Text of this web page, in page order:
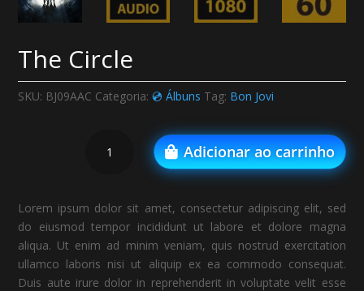
The Circle
SKU: BJ09AAC Categoria:💿 Álbuns Tag: Bon Jovi
Circle
Adicionar ao carrinho
Lorem ipsum dolor sit amet, consectetur adipiscing elit, sed
do eiusmod tempor incididunt ut labore et dolore magna
aliqua. Ut enim ad minim veniam, quis nostrud exercitation
ullamco laboris nisi ut aliquip ex ea commodo consequat.
Duis aute irure dolor in reprehenderit in voluptate velit esse